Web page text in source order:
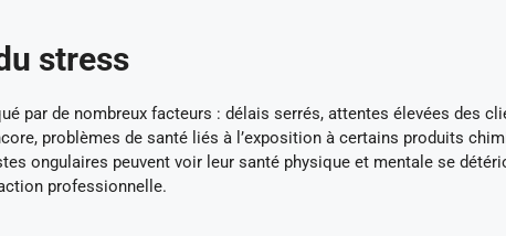
stress
par de nombreux facteurs : délais serrés, attentes élevées des
problèmes de santé liés à l’exposition à certains produits
ongulaires peuvent voir leur santé physique et mentale se
professionnelle.